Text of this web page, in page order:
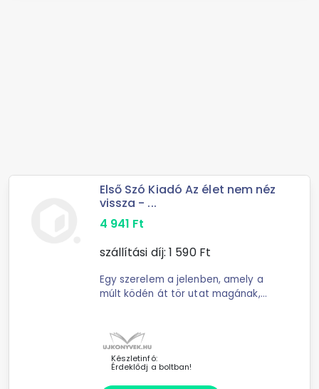
Első Szó Kiadó Az élet nem néz
vissza - ...
4 941 Ft
szállítási díj: 1 590Ft
Egy szerelem a jelenben, amely a
múlt ködén át tör utat magának,
főfelügyelő társával, Vinzenz Morett
Készletinfó:
Érdeklődj a boltban!